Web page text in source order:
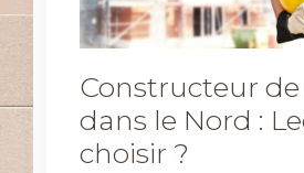
Constructeur
dans le Nord :
choisir ?